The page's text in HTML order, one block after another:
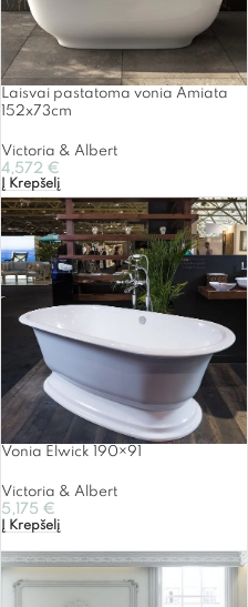
Laisvai pastatoma vonia Amiata
152x73cm
Victoria & Albert
4,572 €
Į Krepšelį
Vonia Elwick 190×91
Victoria & Albert
5,175 €
Į Krepšelį